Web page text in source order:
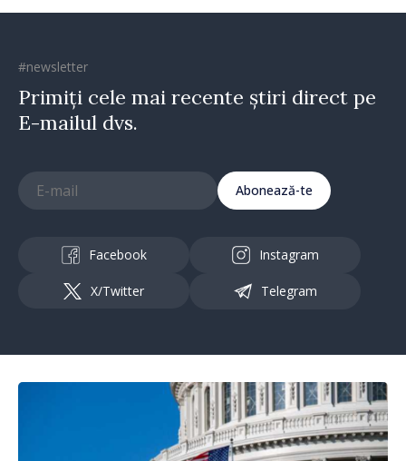
#newsletter
Primiți cele mai recente știri direct pe
E-mailul dvs.
Abonează-te
Facebook Instagram
X/Twitter Telegram